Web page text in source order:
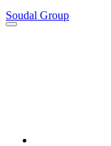
Soudal Group